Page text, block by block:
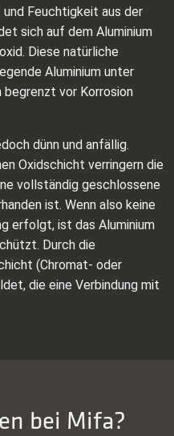
Feuchtigkeit aus der
sich auf dem Aluminium
Diese natürliche
Aluminium unter
vor Korrosion
dünn und anfällig.
Oxidschicht verringern die
vollständig geschlossene
ist. Wenn also keine
erfolgt, ist das Aluminium
Durch die
(Chromat- oder
die eine Verbindung mit
bei Mifa?